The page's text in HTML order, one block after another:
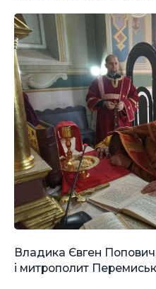
Владика Євген
і митрополит